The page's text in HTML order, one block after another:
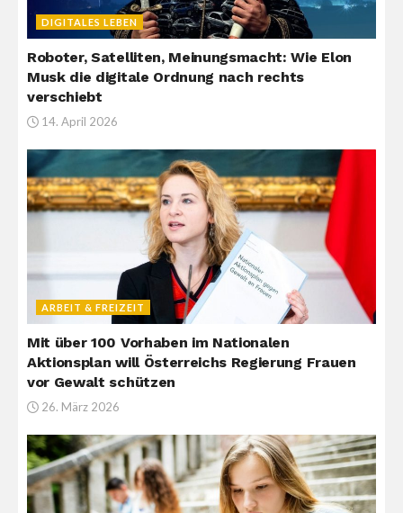
DIGITALES LEBEN
Roboter, Satelliten, Meinungsmacht: Wie Elon
Musk die digitale Ordnung nach rechts
verschiebt
14. April 2026
ARBEIT & FREIZEIT
Mit über 100 Vorhaben im Nationalen
Aktionsplan will Österreichs Regierung Frauen
vor Gewalt schützen
26. März 2026